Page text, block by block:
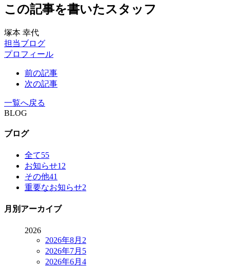
この記事を書いたスタッフ
塚本 幸代
担当ブログ
プロフィール
前の記事
次の記事
一覧へ戻る
BLOG
ブログ
全て55
お知らせ12
その他41
重要なお知らせ2
月別アーカイブ
2026
2026年8月 2
2026年7月 5
2026年6月 4